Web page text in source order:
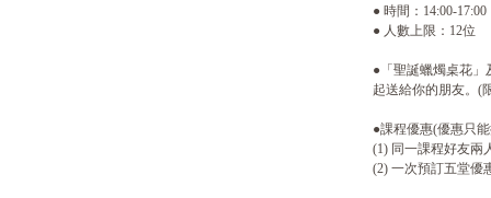
● 時間：14:00-17:00
● 人數上限：12位
●「聖誕蠟燭桌花」
起送給你的朋友。
●課程優惠(優惠只
(1) 同一課程好友兩
(2) 一次預訂五堂優